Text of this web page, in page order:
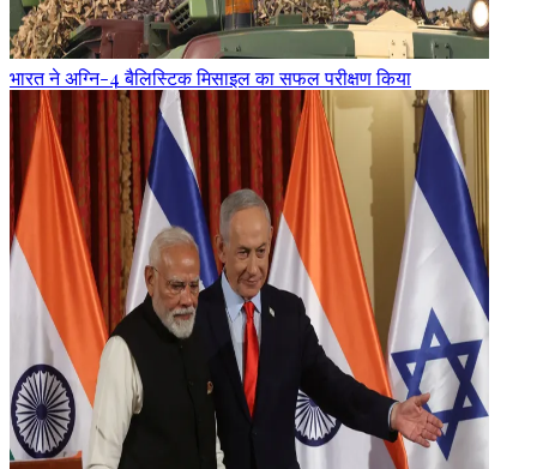
भारत ने अग्नि-4 बैलिस्टिक मिसाइल का सफल परीक्षण किया